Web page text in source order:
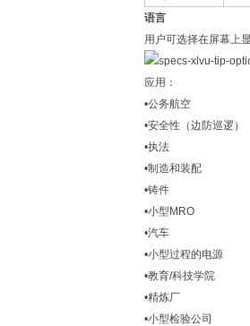
语言
用户可选择在屏幕上
应用：
•公务航空
•安全性（边防巡逻）
•执法
•制造和装配
•铸件
•小型MRO
•汽车
•小型过程的电源
•教育/科技学院
•精炼厂
•小型检验公司